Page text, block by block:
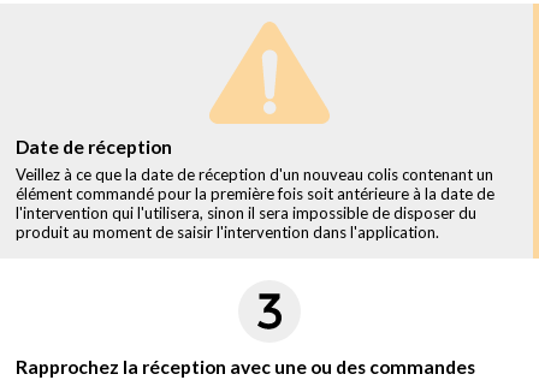
Date de réception
Veillez à ce que la date de réception d'un nouveau colis contenant un
élément commandé pour la première fois soit antérieure à la date de
l'intervention qui l'utilisera, sinon il sera impossible de disposer du
produit au moment de saisir l'intervention dans l'application.
Rapprochez la réception avec une ou des commandes